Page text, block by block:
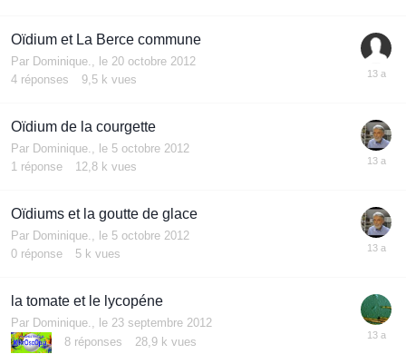
Oïdium et La Berce commune
Par Dominique.
le 20 octobre 2012
4 réponses 9,5 k vues
Oïdium de la courgette
Par Dominique.
le 5 octobre 2012
1 réponse 12,8 k vues
Oïdiums et la goutte de glace
Par Dominique.
le 5 octobre 2012
0 réponse 5 k vues
la tomate et le lycopéne
Par Dominique.
le 23 septembre 2012
8 réponses 28,9 k vues